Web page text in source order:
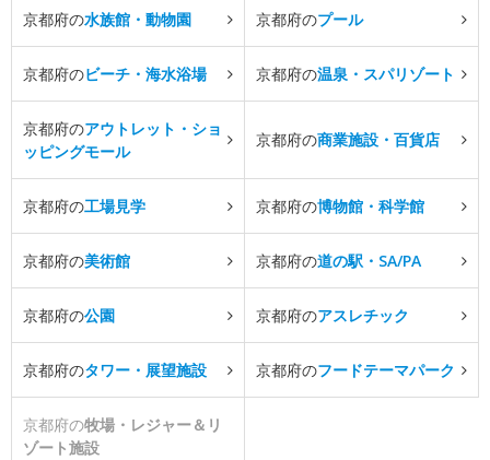
京都府の水族館・動物園 京都府のプール
京都府のビーチ・海水浴場 京都府の温泉・スパリゾート
京都府のアウトレット・ショ
ッピングモール
京都府の商業施設・百貨店
京都府の工場見学 京都府の博物館・科学館
京都府の美術館 京都府の道の駅・SA/PA
京都府の公園 京都府のアスレチック
京都府のタワー・展望施設 京都府のフードテーマパーク
京都府の牧場・レジャー＆リ
ゾート施設